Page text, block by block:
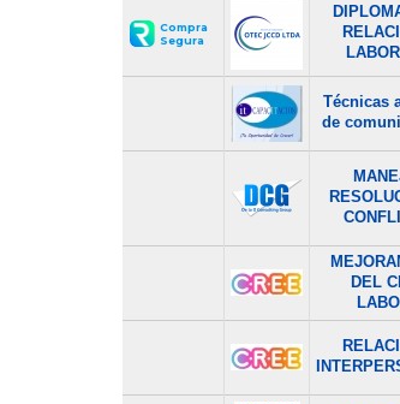
Compra
Segura
Técnicas
de
DEL